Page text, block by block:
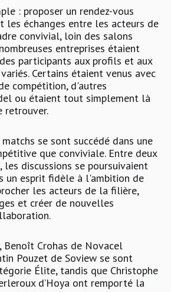
: proposer un rendez-vous
échanges entre les acteurs de
convivial, loin des salons
entreprises étaient
participants aux profils et aux
Certains étaient venus avec
compétition, d'autres
ou étaient tout simplement là
retrouver.
se sont succédé dans une
que conviviale. Entre deux
les discussions se poursuivaient
un esprit fidèle à l'ambition de
les acteurs de la filière,
et créer de nouvelles
Benoît Crohas de Novacel
Pouzet de Soview se sont
Élite, tandis que Christophe
d’Hoya ont remporté la